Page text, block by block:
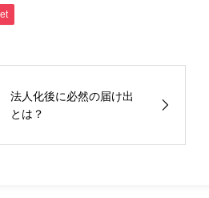
法人化後に必然の届け出
とは？